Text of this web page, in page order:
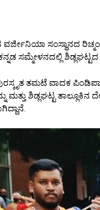
ಸಂಸ್ಥಾನದ
ಸಮ್ಮೇಳನದಲ್ಲಿ
ತಮಟೆ ವಾದಕ
ಮತ್ತು ಶಿಡ್ಲಘಟ್ಟ